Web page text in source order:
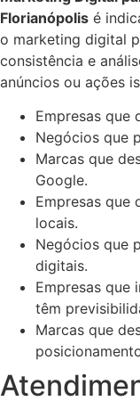
Florianópolis é
o marketing digital
consistência e
anúncios ou ações
Empresas que
Negócios que
Marcas que
Google.
Empresas que
locais.
Negócios que
digitais.
Empresas que
têm
Marcas que